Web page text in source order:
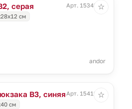
серая
Арт. 15343.10
см
andor
☆
B3, синяя Арт. 15419.40
см
☆